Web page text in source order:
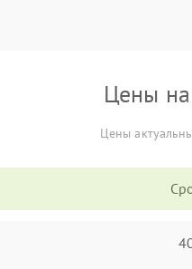
Цены на
Цены